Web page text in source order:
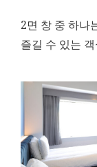
2면 창 중 하나
즐길 수 있는